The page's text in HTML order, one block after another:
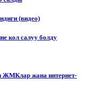
(видео)
кол салуу болду
ЖМКлар жана интернет-